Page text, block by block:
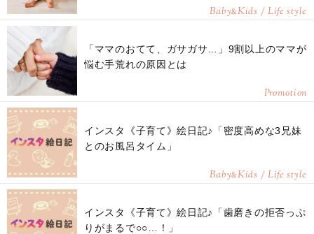
Baby&Kids / Life style
「ママのおてて、ガサガサ…」9割以上のママが
悩む手荒れの原因とは
Promotion
インスタ《子育て》絵日記♪「密度高めな3兄妹
とのお風呂タイム」
Baby&Kids / Life style
インスタ《子育て》絵日記♪「歯磨きの拒否っぷ
りがまるで○○…！」